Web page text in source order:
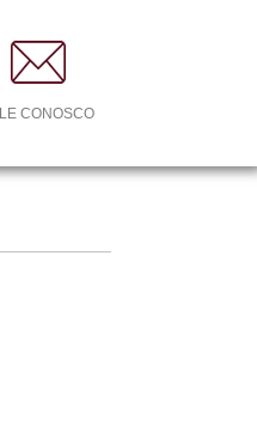
CONOSCO